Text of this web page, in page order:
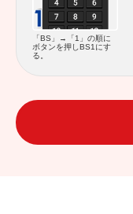
「BS」→「1」の順に
ボタンを押しBS1にす
る。